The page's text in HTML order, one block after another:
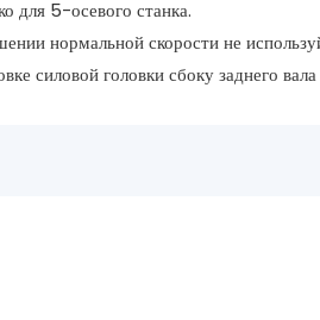
для 5-осевого станка.
нормальной скорости не
силовой головки сбоку заднего